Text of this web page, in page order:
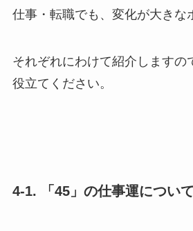
仕事・転職でも、変化が大きな
それぞれにわけて紹介しますの
役立てください。
4-1. 「45」の仕事運について